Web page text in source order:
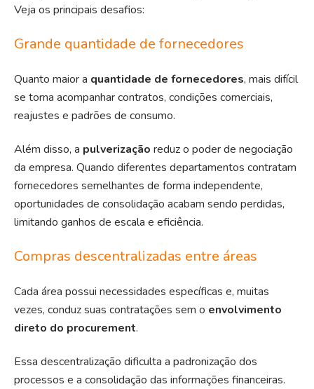
Veja os principais desafios:
Grande quantidade de fornecedores
Quanto maior a quantidade de fornecedores, mais difícil
se torna acompanhar contratos, condições comerciais,
reajustes e padrões de consumo.
Além disso, a pulverização reduz o poder de negociação
da empresa. Quando diferentes departamentos contratam
fornecedores semelhantes de forma independente,
oportunidades de consolidação acabam sendo perdidas,
limitando ganhos de escala e eficiência.
Compras descentralizadas entre áreas
Cada área possui necessidades específicas e, muitas
vezes, conduz suas contratações sem o envolvimento
direto do procurement.
Essa descentralização dificulta a padronização dos
processos e a consolidação das informações financeiras.